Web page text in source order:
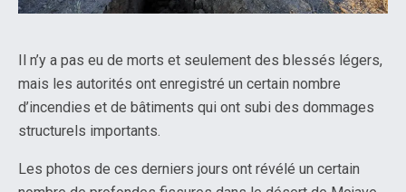
Il n’y a pas eu de morts et seulement des blessés légers,
mais les autorités ont enregistré un certain nombre
d’incendies et de bâtiments qui ont subi des dommages
structurels importants.
Les photos de ces derniers jours ont révélé un certain